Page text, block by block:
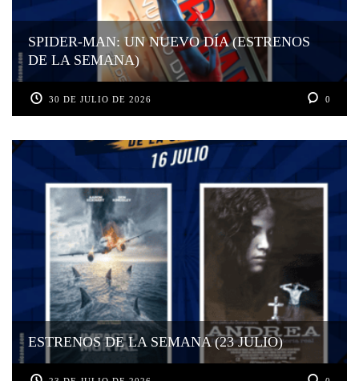
SPIDER-MAN: UN NUEVO DÍA (ESTRENOS
DE LA SEMANA)
30 DE JULIO DE 2026 0
ESTRENOS DE LA SEMANA (23 JULIO)